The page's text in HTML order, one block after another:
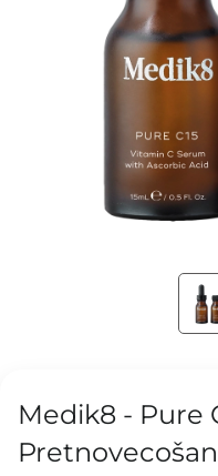
Medik8 - Pure